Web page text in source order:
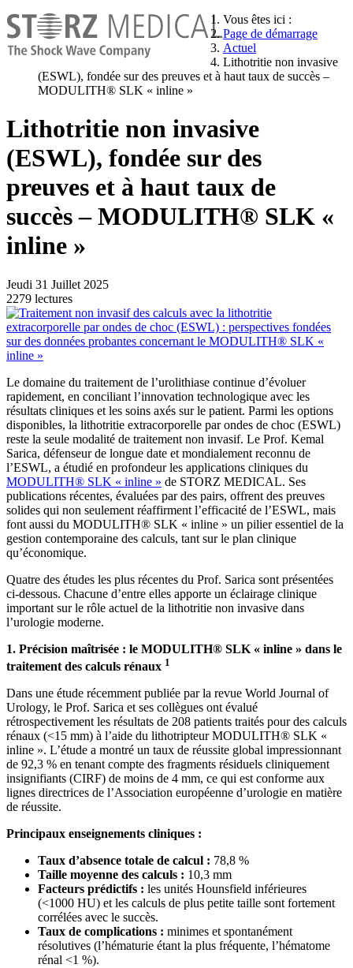
Vous êtes ici :
Page de démarrage
Actuel
Lithotritie non invasive
(ESWL), fondée sur des preuves et à haut taux de succès –
MODULITH® SLK « inline »
Lithotritie non invasive
(ESWL), fondée sur des
preuves et à haut taux de
succès – MODULITH® SLK «
inline »
Jeudi 31 Juillet 2025
2279 lectures
Le domaine du traitement de l’urolithiase continue d’évoluer
rapidement, en conciliant l’innovation technologique avec les
résultats cliniques et les soins axés sur le patient. Parmi les options
disponibles, la lithotritie extracorporelle par ondes de choc (ESWL)
reste la seule modalité de traitement non invasif. Le Prof. Kemal
Sarica, défenseur de longue date et mondialement reconnu de
l’ESWL, a étudié en profondeur les applications cliniques du
MODULITH® SLK « inline » de STORZ MEDICAL. Ses
publications récentes, évaluées par des pairs, offrent des preuves
solides qui non seulement réaffirment l’efficacité de l’ESWL, mais
font aussi du MODULITH® SLK « inline » un pilier essentiel de la
gestion contemporaine des calculs, tant sur le plan clinique
qu’économique.
Quatre des études les plus récentes du Prof. Sarica sont présentées
ci-dessous. Chacune d’entre elles apporte un éclairage clinique
important sur le rôle actuel de la lithotritie non invasive dans
l’urologie moderne.
1. Précision maîtrisée : le MODULITH® SLK « inline » dans le
traitement des calculs rénaux 1
Dans une étude récemment publiée par la revue World Journal of
Urology, le Prof. Sarica et ses collègues ont évalué
rétrospectivement les résultats de 208 patients traités pour des calculs
rénaux (<15 mm) à l’aide du lithotripteur MODULITH® SLK «
inline ». L’étude a montré un taux de réussite global impressionnant
de 92,3 % en tenant compte des fragments résiduels cliniquement
insignifiants (CIRF) de moins de 4 mm, ce qui est conforme aux
lignes directrices de l’Association européenne d’urologie en matière
de réussite.
Principaux enseignements cliniques :
Taux d’absence totale de calcul : 78,8 %
Taille moyenne des calculs : 10,3 mm
Facteurs prédictifs : les unités Hounsfield inférieures
(<1000 HU) et les calculs de plus petite taille sont fortement
corrélées avec le succès.
Taux de complications : minimes et spontanément
résolutives (l’hématurie étant la plus fréquente, l’hématome
rénal <1 %).